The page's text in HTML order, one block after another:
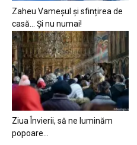
Zaheu Vameșul și sfințirea de
casă… Și nu numai!
Ziua Învierii, să ne luminăm
popoare…